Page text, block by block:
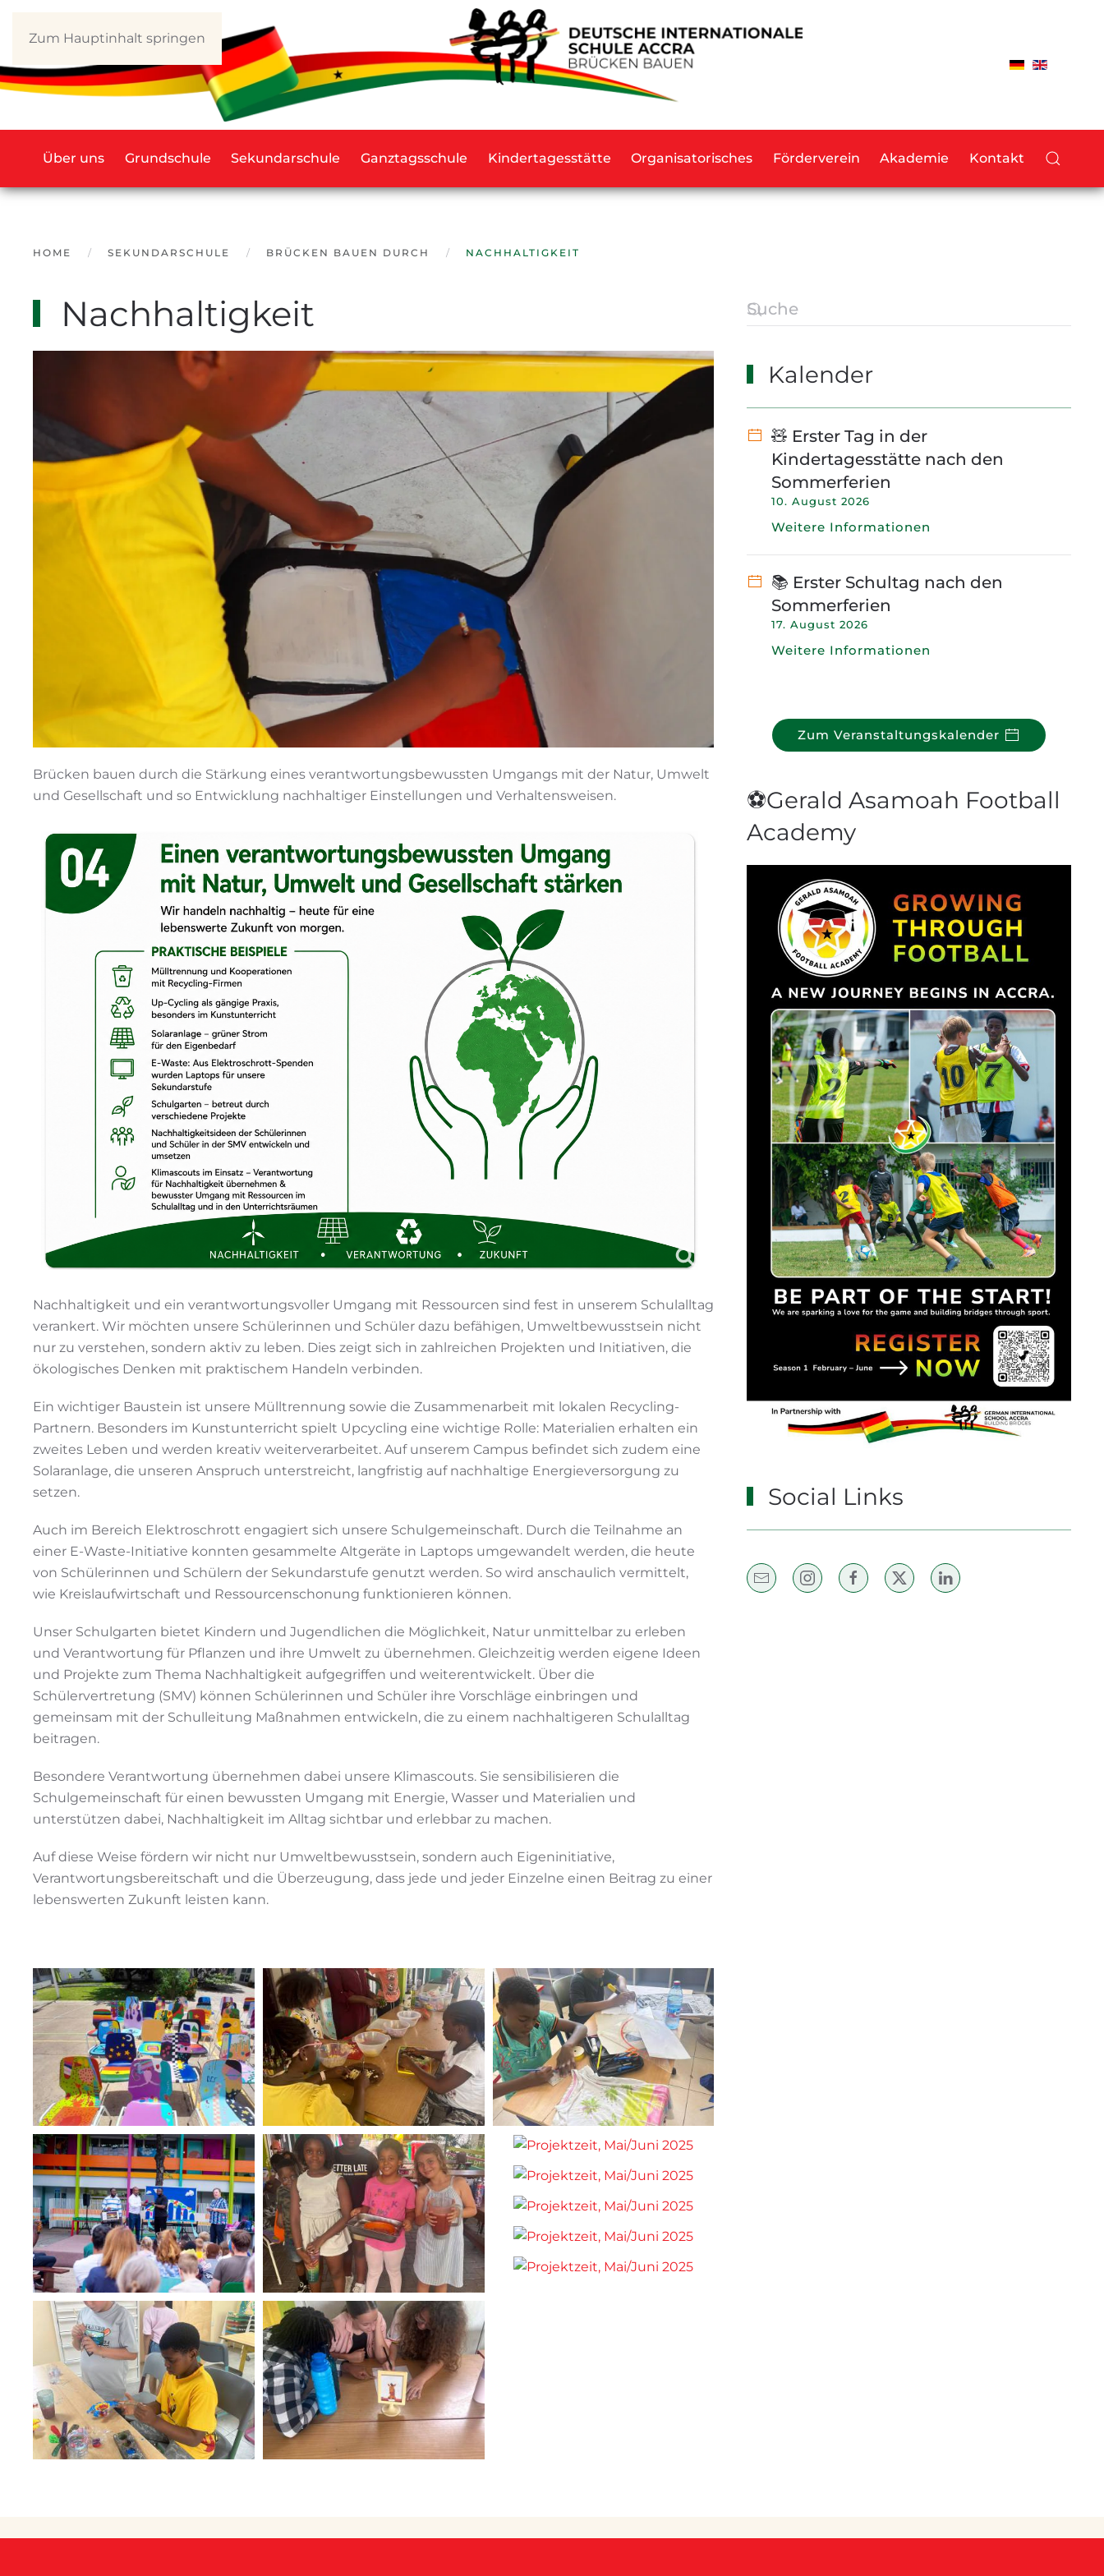
Zum Hauptinhalt springen
Über uns Grundschule Sekundarschule Ganztagsschule Kindertagesstätte Organisatorisches Förderverein Akademie Kontakt
HOME SEKUNDARSCHULE BRÜCKEN BAUEN DURCH NACHHALTIGKEIT
Nachhaltigkeit
Brücken bauen durch die Stärkung eines verantwortungsbewussten Umgangs mit der Natur, Umwelt
und Gesellschaft und so Entwicklung nachhaltiger Einstellungen und Verhaltensweisen.
Nachhaltigkeit und ein verantwortungsvoller Umgang mit Ressourcen sind fest in unserem Schulalltag
verankert. Wir möchten unsere Schülerinnen und Schüler dazu befähigen, Umweltbewusstsein nicht
nur zu verstehen, sondern aktiv zu leben. Dies zeigt sich in zahlreichen Projekten und Initiativen, die
ökologisches Denken mit praktischem Handeln verbinden.
Ein wichtiger Baustein ist unsere Mülltrennung sowie die Zusammenarbeit mit lokalen Recycling-
Partnern. Besonders im Kunstunterricht spielt Upcycling eine wichtige Rolle: Materialien erhalten ein
zweites Leben und werden kreativ weiterverarbeitet. Auf unserem Campus befindet sich zudem eine
Solaranlage, die unseren Anspruch unterstreicht, langfristig auf nachhaltige Energieversorgung zu
setzen.
Auch im Bereich Elektroschrott engagiert sich unsere Schulgemeinschaft. Durch die Teilnahme an
einer E-Waste-Initiative konnten gesammelte Altgeräte in Laptops umgewandelt werden, die heute
von Schülerinnen und Schülern der Sekundarstufe genutzt werden. So wird anschaulich vermittelt,
wie Kreislaufwirtschaft und Ressourcenschonung funktionieren können.
Unser Schulgarten bietet Kindern und Jugendlichen die Möglichkeit, Natur unmittelbar zu erleben
und Verantwortung für Pflanzen und ihre Umwelt zu übernehmen. Gleichzeitig werden eigene Ideen
und Projekte zum Thema Nachhaltigkeit aufgegriffen und weiterentwickelt. Über die
Schülervertretung (SMV) können Schülerinnen und Schüler ihre Vorschläge einbringen und
gemeinsam mit der Schulleitung Maßnahmen entwickeln, die zu einem nachhaltigeren Schulalltag
beitragen.
Besondere Verantwortung übernehmen dabei unsere Klimascouts. Sie sensibilisieren die
Schulgemeinschaft für einen bewussten Umgang mit Energie, Wasser und Materialien und
unterstützen dabei, Nachhaltigkeit im Alltag sichtbar und erlebbar zu machen.
Auf diese Weise fördern wir nicht nur Umweltbewusstsein, sondern auch Eigeninitiative,
Verantwortungsbereitschaft und die Überzeugung, dass jede und jeder Einzelne einen Beitrag zu einer
lebenswerten Zukunft leisten kann.
Kalender
🧸 Erster Tag in der
Kindertagesstätte nach den
Sommerferien
10. August 2026
Weitere Informationen
📚 Erster Schultag nach den
Sommerferien
17. August 2026
Weitere Informationen
Zum Veranstaltungskalender
⚽Gerald Asamoah Football
Academy
Social Links